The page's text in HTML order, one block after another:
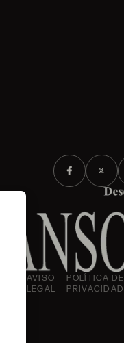
AVISO
LEGAL
POLÍTICA DE
PRIVACIDAD